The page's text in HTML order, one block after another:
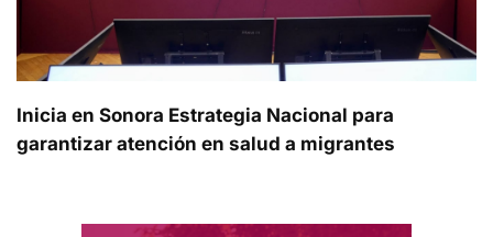
Inicia en Sonora Estrategia Nacional para
garantizar atención en salud a migrantes